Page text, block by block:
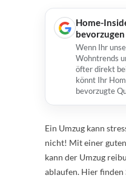
Home-
bevorzugen
Wenn Ihr
Wohntrends
öfter direkt
könnt Ihr
bevorzugte
Ein Umzug kann
nicht! Mit einer
kann der Umzug
ablaufen. Hier finden